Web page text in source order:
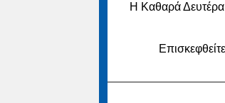
Η Καθαρά Δευτέρα